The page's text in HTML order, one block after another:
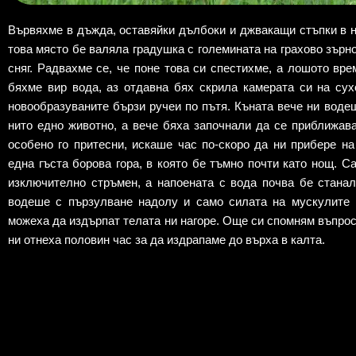
Вървяхме в дъжда, оставяйки дълбоки и джвакащи стъпки в
това място бе валяла градушка с големината на грахово
сняг. Радвахме се, че поне това си спестихме, а лошото
бяхме вир вода, аз отдавна бях скрила камерата си на
новообразуваните бързи ручеи по пътя. Къната вече ни
нито едно животно, а вече бяха започнали да се
особено го притесни, искаше час по-скоро да ни прибере
една гъста борова гора, в която бе тъмно почти като нощ.
изключително стръмен, а напоената с вода почва бе
водеше с пързулване надолу и само силата на мускулите
можеха да издърпат телата ни нагоре. Още си спомням
ни отнеха половин час за да издрапаме до върха в калта.